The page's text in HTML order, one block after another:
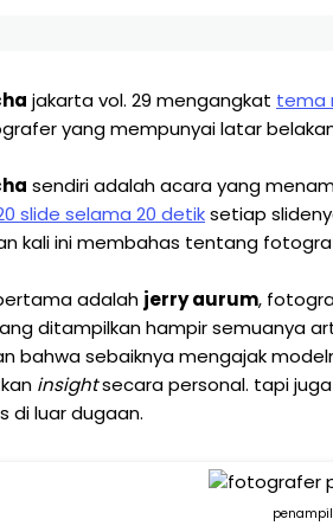
jakarta vol. 29 mengangkat tema
yang mempunyai latar
sendiri adalah acara yang
slide selama 20 detiksetiap
kali ini membahas tentang
adalah jerry aurum,
ditampilkan hampir semuanya
bahwa sebaiknya mengajak
insightsecara personal. tapi
di luar dugaan.